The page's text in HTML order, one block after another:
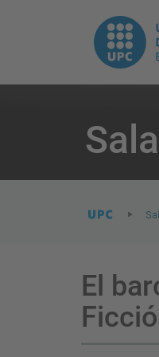
de
are
here:
El